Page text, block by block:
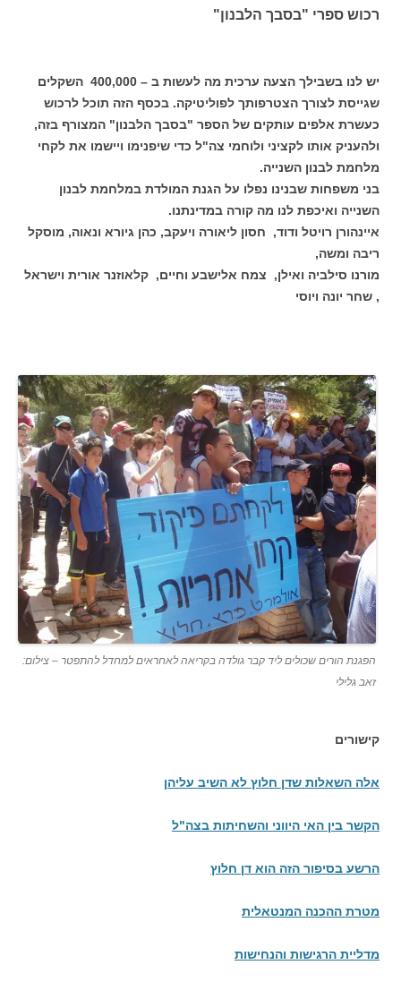
רכוש ספרי "בסבך הלבנון"
יש לנו בשבילך הצעה ערכית מה לעשות ב – 400,000 השקלים
שגייסת לצורך הצטרפותך לפוליטיקה. בכסף הזה תוכל לרכוש
כעשרת אלפים עותקים של הספר "בסבך הלבנון" המצורף בזה,
ולהעניק אותו לקציני ולוחמי צה"ל כדי שיפנימו ויישמו את לקחי
מלחמת לבנון השנייה.
בני משפחות שבנינו נפלו על הגנת המולדת במלחמת לבנון
השנייה ואיכפת לנו מה קורה במדינתנו.
איינהורן רויטל ודוד, חסון ליאורה ויעקב, כהן גיורא ונאוה, מוסקל
ריבה ומשה,
מורנו סילביה ואילן, צמח אלישבע וחיים, קלאוזנר אורית וישראל
, שחר יונה ויוסי
הפגנת הורים שכולים ליד קבר גולדה בקריאה לאחראים למחדל להתפטר – צילום:
זאב גלילי
קישורים
אלה השאלות שדן חלוץ לא השיב עליהן
הקשר בין האי היווני והשחיתות בצה"ל
הרשע בסיפור הזה הוא דן חלוץ
מטרת ההכנה המנטאלית
מדליית הרגישות והנחישות